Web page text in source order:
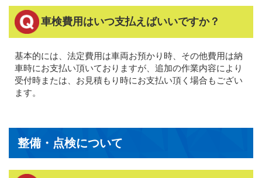
車検費用はいつ支払えばいいですか？
基本的には、法定費用は車両お預かり時、その他費用は納
車時にお支払い頂いておりますが、追加の作業内容により
受付時または、お見積もり時にお支払い頂く場合もござい
ます。
整備・点検について